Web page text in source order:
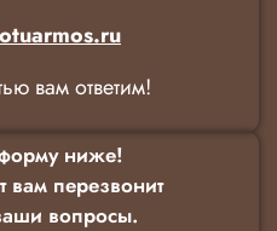
вам ответим!
ниже!
вам перезвонит
вопросы.